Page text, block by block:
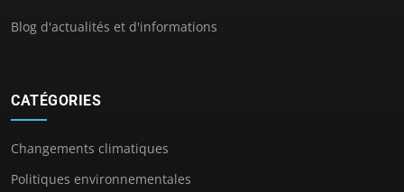
Blog d'actualités et d'informations
CATÉGORIES
Changements climatiques
Politiques environnementales